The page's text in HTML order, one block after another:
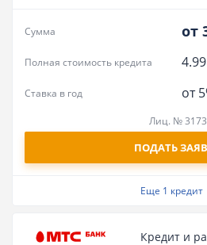
от
Сумма
Полная стоимость кредита
от
Ставка в год
Лиц. № 3173
ПОДАТЬ
Еще 1 кредит
Кредит и